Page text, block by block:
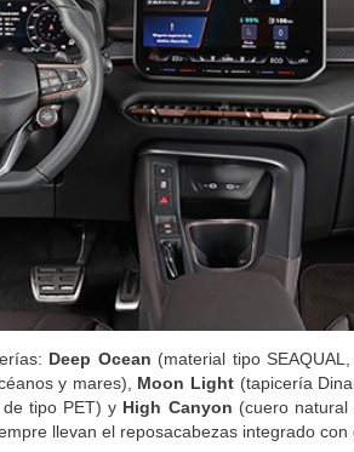
Deep Ocean(material tipo
y mares),Moon Light (tapicería
de tipo PET) yHigh Canyon(cuero natural